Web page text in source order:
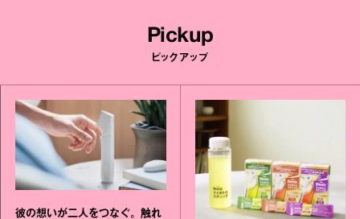
Pickup
ピックアップ
彼の想いが二人をつなぐ。触れ